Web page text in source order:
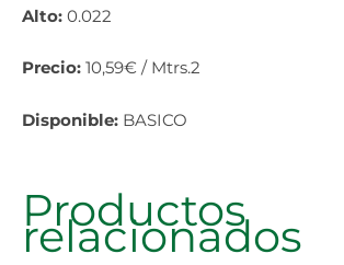
Alto: 0.022
Precio: 10,59€ / Mtrs.2
Disponible: BASICO
Productos
relacionados